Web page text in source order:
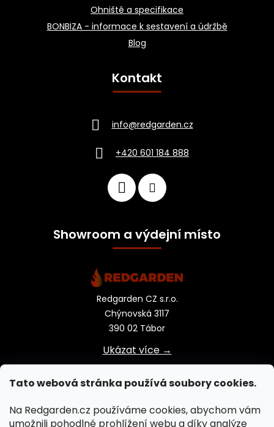
Tato webová stránka používá soubory cookies.
Na Redgarden.cz používáme cookies, abychom vám
umožnili pohodlné prohlížení webu a díky analýze
Ohniště a specifikace
BONBIZA - informace k sestavení a údržbě
Blog
Kontakt
info@redgarden.cz
+420 601 184 888
Showroom a výdejní místo
Redgarden CZ s.r.o.
Chýnovská 3117
390 02 Tábor
Ukázat více →